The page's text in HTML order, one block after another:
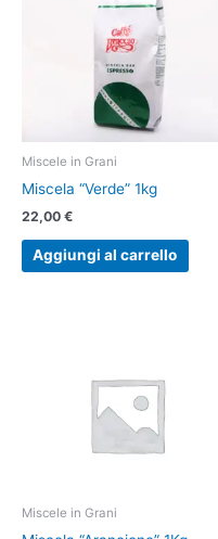
Miscele in Grani
Miscela “Verde” 1kg
22,00 €
Aggiungi al carrello
Miscele in Grani